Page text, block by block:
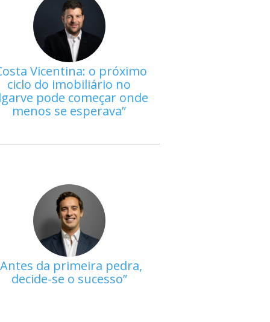
Vicentina: o próximo
ciclo do imobiliário no
pode começar onde
menos se esperava
Antes da primeira pedra,
decide-se o sucesso